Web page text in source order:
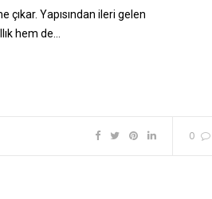
Yapısından ileri gelen
hem de…
0